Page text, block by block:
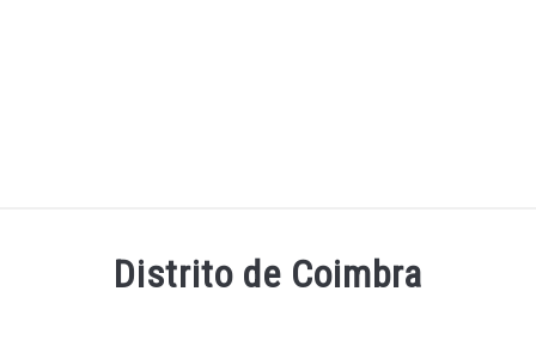
Distrito de Coimbra